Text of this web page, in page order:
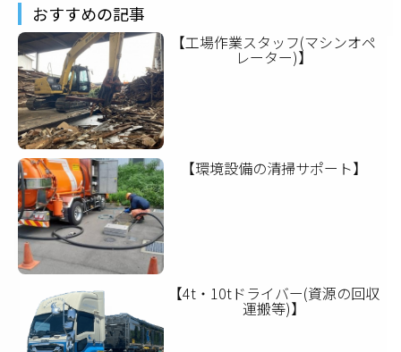
おすすめの記事
【工場作業スタッフ(マシンオペ
レーター)】
【環境設備の清掃サポート】
【4t・10tドライバー(資源の回収
運搬等)】